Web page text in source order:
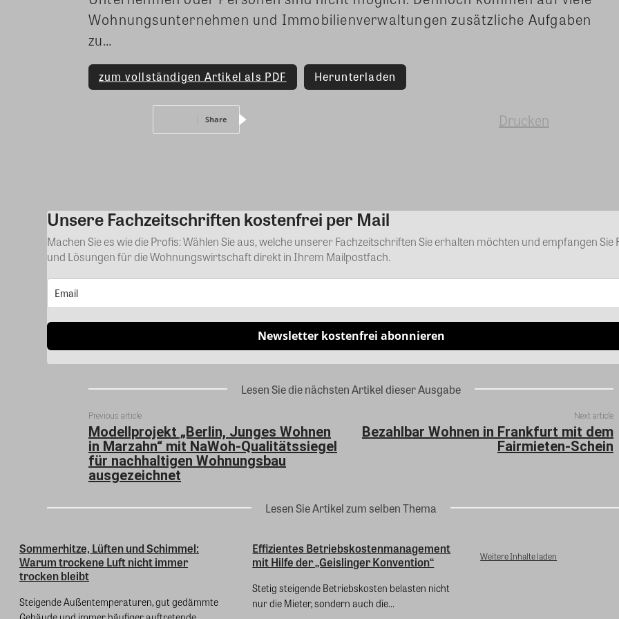
Wohnungsunternehmen und Immobilienverwaltungen zusätzliche Aufgaben
zu…
zum vollständigen Artikel als PDF Herunterladen
Share Drucken
Kommentar
Unsere Fachzeitschriften kostenfrei per Mail
Machen Sie es wie die Profis: Wählen Sie aus, welche unserer Fachzeitschriften Sie erhalten möchten und empfangen Sie
und Lösungen für die Wohnungswirtschaft direkt in Ihrem Mailpostfach.
Newsletter kostenfrei abonnieren
Lesen Sie die nächsten Artikel dieser Ausgabe
Previous article
Modellprojekt „Berlin, Junges Wohnen
in Marzahn“ mit NaWoh-Qualitätssiegel
für nachhaltigen Wohnungsbau
ausgezeichnet
Next article
Bezahlbar Wohnen in Frankfurt mit dem
Fairmieten-Schein
Lesen Sie Artikel zum selben Thema
Sommerhitze, Lüften und Schimmel:
Warum trockene Luft nicht immer
trocken bleibt
Steigende Außentemperaturen, gut gedämmte
Effizientes Betriebskostenmanagement
mit Hilfe der „Geislinger Konvention“
Stetig steigende Betriebskosten belasten nicht
nur die Mieter, sondern auch die...
Weitere Inhalte laden